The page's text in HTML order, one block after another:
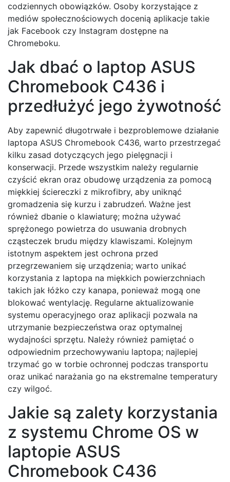
codziennych obowiązków. Osoby korzystające z
mediów społecznościowych docenią aplikacje takie
jak Facebook czy Instagram dostępne na
Chromeboku.
Jak dbać o laptop ASUS
Chromebook C436 i
przedłużyć jego żywotność
Aby zapewnić długotrwałe i bezproblemowe działanie
laptopa ASUS Chromebook C436, warto przestrzegać
kilku zasad dotyczących jego pielęgnacji i
konserwacji. Przede wszystkim należy regularnie
czyścić ekran oraz obudowę urządzenia za pomocą
miękkiej ściereczki z mikrofibry, aby uniknąć
gromadzenia się kurzu i zabrudzeń. Ważne jest
również dbanie o klawiaturę; można używać
sprężonego powietrza do usuwania drobnych
cząsteczek brudu między klawiszami. Kolejnym
istotnym aspektem jest ochrona przed
przegrzewaniem się urządzenia; warto unikać
korzystania z laptopa na miękkich powierzchniach
takich jak łóżko czy kanapa, ponieważ mogą one
blokować wentylację. Regularne aktualizowanie
systemu operacyjnego oraz aplikacji pozwala na
utrzymanie bezpieczeństwa oraz optymalnej
wydajności sprzętu. Należy również pamiętać o
odpowiednim przechowywaniu laptopa; najlepiej
trzymać go w torbie ochronnej podczas transportu
oraz unikać narażania go na ekstremalne temperatury
czy wilgoć.
Jakie są zalety korzystania
z systemu Chrome OS w
laptopie ASUS
Chromebook C436